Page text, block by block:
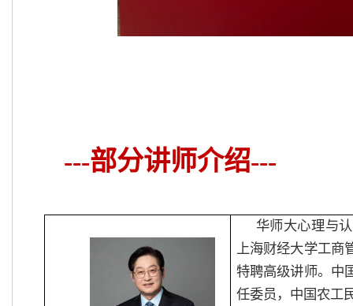
---部分讲师介绍---
华师大心理与
上海财经大学工商
特聘高级讲师。中
任委员，中国农工